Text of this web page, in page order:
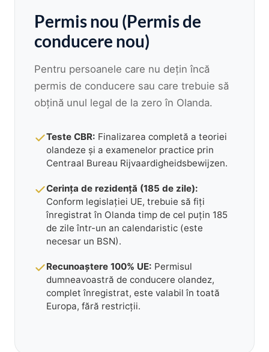
Permis nou (Permis de
conducere nou)
Pentru persoanele care nu dețin încă
permis de conducere sau care trebuie să
obțină unul legal de la zero în Olanda.
Teste CBR: Finalizarea completă a teoriei
olandeze și a examenelor practice prin
Centraal Bureau Rijvaardigheidsbewijzen.
Cerința de rezidență (185 de zile):
Conform legislației UE, trebuie să fiți
înregistrat în Olanda timp de cel puțin 185
de zile într-un an calendaristic (este
necesar un BSN).
Recunoaștere 100% UE: Permisul
dumneavoastră de conducere olandez,
complet înregistrat, este valabil în toată
Europa, fără restricții.